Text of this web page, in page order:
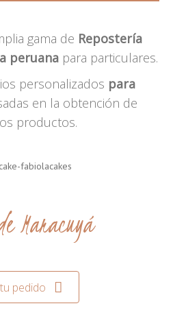
gama de Repostería
peruanapara particulares.
personalizados para
en la obtención de
productos.
Maracuyá
pedido